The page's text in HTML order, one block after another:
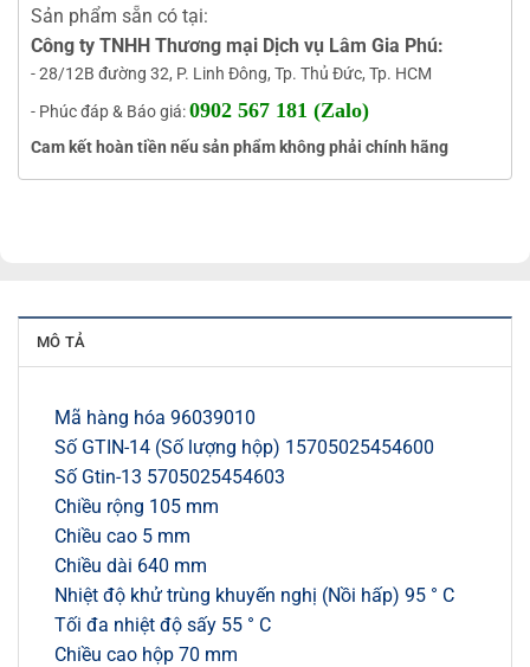
Sản phẩm sẵn có tại:
Công ty TNHH Thương mại Dịch vụ Lâm Gia Phú:
- 28/12B đường 32, P. Linh Đông, Tp. Thủ Đức, Tp. HCM
- Phúc đáp & Báo giá:0902 567 181 (Zalo)
Cam kết hoàn tiền nếu sản phẩm không phải chính hãng
MÔ TẢ
Mã hàng hóa 96039010
Số GTIN-14 (Số lượng hộp) 15705025454600
Số Gtin-13 5705025454603
Chiều rộng 105 mm
Chiều cao 5 mm
Chiều dài 640 mm
Nhiệt độ khử trùng khuyến nghị (Nồi hấp) 95 ° C
Tối đa nhiệt độ sấy 55 ° C
Chiều cao hộp 70 mm